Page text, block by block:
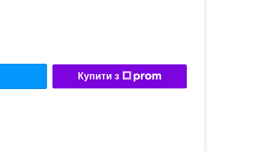
Купити з